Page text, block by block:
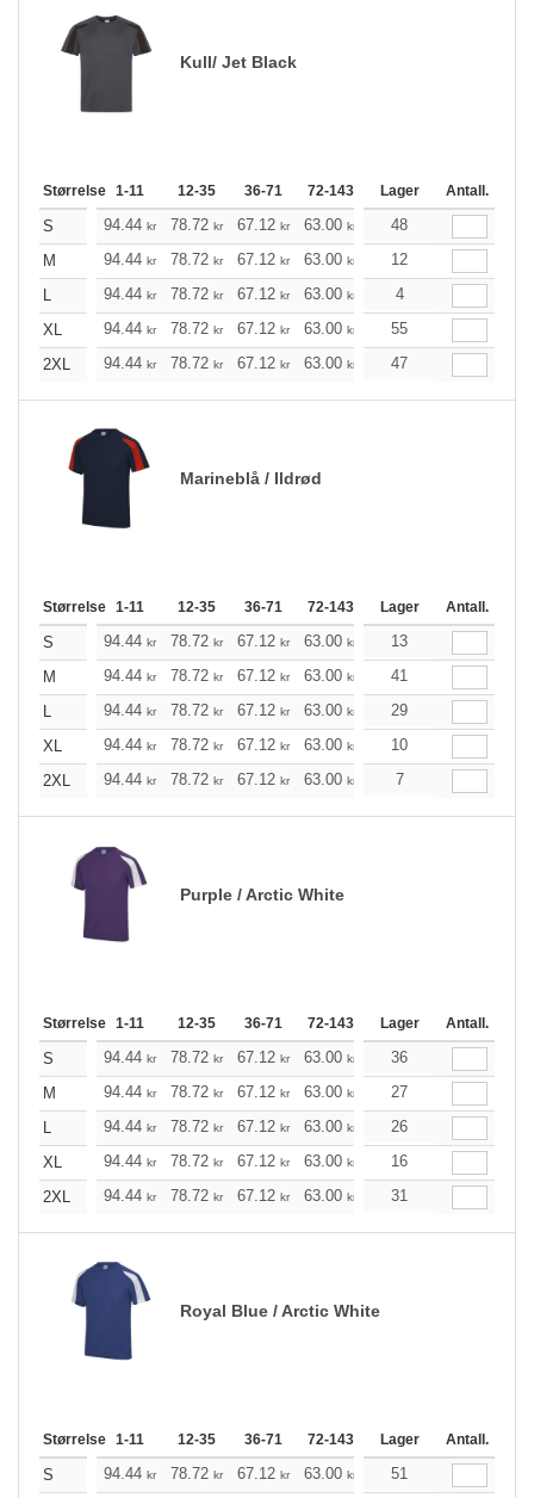
Kull/ Jet Black
Størrelse 1-11 12-35 36-71 72-143 144-287 288 +
Lager Antall.
S 94.44 kr 78.72 kr 67.12 kr 63.00 kr 59.76
48
M
94.44 kr 78.72 kr 67.12 kr 63.00 kr 59.76
12
L
94.44 kr 78.72 kr 67.12 kr 63.00 kr 59.76
4
XL
94.44 kr 78.72 kr 67.12 kr 63.00 kr 59.76
55
2XL
94.44 kr 78.72 kr 67.12 kr 63.00 kr 59.76
47
Marineblå / Ildrød
Størrelse 1-11 12-35 36-71 72-143 144-287 288 +
Lager Antall.
S 94.44 kr 78.72 kr 67.12 kr 63.00 kr 59.76
13
M
94.44 kr 78.72 kr 67.12 kr 63.00 kr 59.76
41
L
94.44 kr 78.72 kr 67.12 kr 63.00 kr 59.76
29
XL
94.44 kr 78.72 kr 67.12 kr 63.00 kr 59.76
10
2XL
94.44 kr 78.72 kr 67.12 kr 63.00 kr 59.76
7
Purple / Arctic White
Størrelse 1-11 12-35 36-71 72-143 144-287 288 +
Lager Antall.
S 94.44 kr 78.72 kr 67.12 kr 63.00 kr 59.76
36
M
94.44 kr 78.72 kr 67.12 kr 63.00 kr 59.76
27
L
94.44 kr 78.72 kr 67.12 kr 63.00 kr 59.76
26
XL
94.44 kr 78.72 kr 67.12 kr 63.00 kr 59.76
16
2XL
94.44 kr 78.72 kr 67.12 kr 63.00 kr 59.76
31
Royal Blue / Arctic White
Størrelse 1-11 12-35 36-71 72-143 144-287 288 +
Lager Antall.
S 94.44 kr 78.72 kr 67.12 kr 63.00 kr 59.76
51